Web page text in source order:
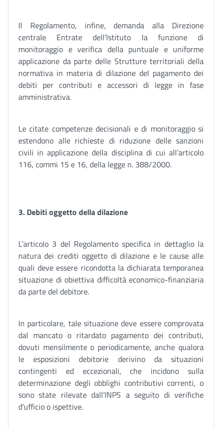
Il Regolamento, infine, demanda alla Direzione
centrale Entrate dell’Istituto la funzione di
monitoraggio e verifica della puntuale e uniforme
applicazione da parte delle Strutture territoriali della
normativa in materia di dilazione del pagamento dei
debiti per contributi e accessori di legge in fase
amministrativa.
Le citate competenze decisionali e di monitoraggio si
estendono alle richieste di riduzione delle sanzioni
civili in applicazione della disciplina di cui all’articolo
116, commi 15 e 16, della legge n. 388/2000.
3. Debiti oggetto della dilazione
L’articolo 3 del Regolamento specifica in dettaglio la
natura dei crediti oggetto di dilazione e le cause alle
quali deve essere ricondotta la dichiarata temporanea
situazione di obiettiva difficoltà economico-finanziaria
da parte del debitore.
In particolare, tale situazione deve essere comprovata
dal mancato o ritardato pagamento dei contributi,
dovuti mensilmente o periodicamente, anche qualora
le esposizioni debitorie derivino da situazioni
contingenti ed eccezionali, che incidono sulla
determinazione degli obblighi contributivi correnti, o
sono state rilevate dall’INPS a seguito di verifiche
d’ufficio o ispettive.